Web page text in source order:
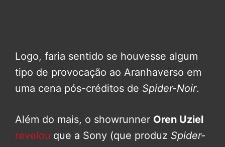
Logo, faria sentido se houvesse algum
tipo de provocação ao Aranhaverso em
uma cena pós-créditos de Spider-Noir.
Além do mais, o showrunner Oren Uziel
revelou que a Sony (que produz Spider-